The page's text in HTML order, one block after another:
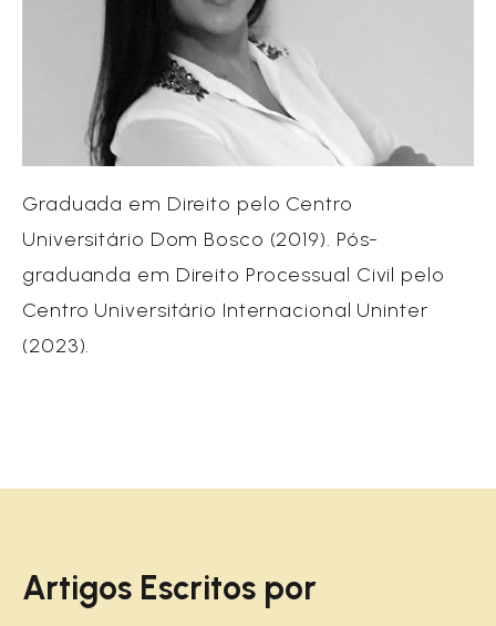
Graduada em Direito pelo Centro
Universitário Dom Bosco (2019). Pós-
graduanda em Direito Processual Civil pelo
Centro Universitário Internacional Uninter
(2023).
Artigos Escritos por